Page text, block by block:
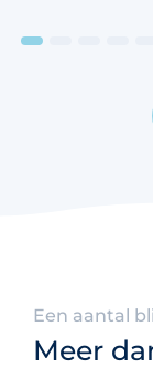
Een aantal
Meer